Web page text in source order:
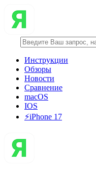
Инструкции
Обзоры
Новости
Сравнение
macOS
IOS
⚡️iPhone 17